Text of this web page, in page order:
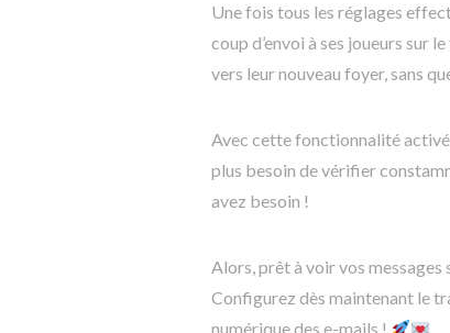
Une fois tous les réglages
coup d’envoi à ses joueurs sur
vers leur nouveau foyer, sans
Avec cette fonctionnalité
plus besoin de vérifier
avez besoin !
Alors, prêt à voir vos
Configurez dès maintenant le
numérique des e-mails !